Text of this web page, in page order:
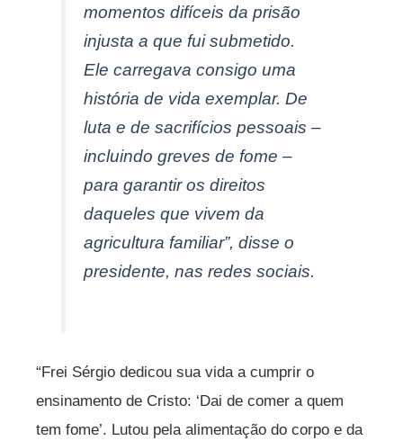
momentos difíceis da prisão
injusta a que fui submetido.
Ele carregava consigo uma
história de vida exemplar. De
luta e de sacrifícios pessoais –
incluindo greves de fome –
para garantir os direitos
daqueles que vivem da
agricultura familiar”, disse o
presidente, nas redes sociais.
“Frei Sérgio dedicou sua vida a cumprir o
ensinamento de Cristo: ‘Dai de comer a quem
tem fome’. Lutou pela alimentação do corpo e da